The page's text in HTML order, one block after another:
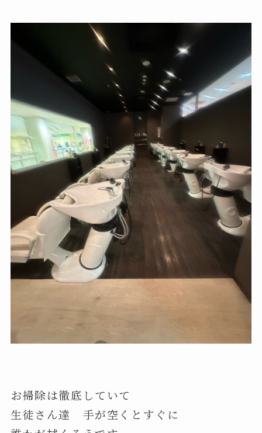
お掃除は徹底していて
生徒さん達 手が空くとすぐに